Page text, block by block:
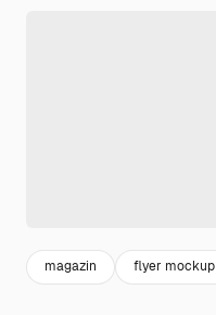
magazin flyer mockup